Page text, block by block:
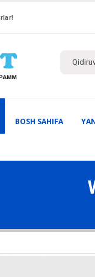
BOSH SAHIFA